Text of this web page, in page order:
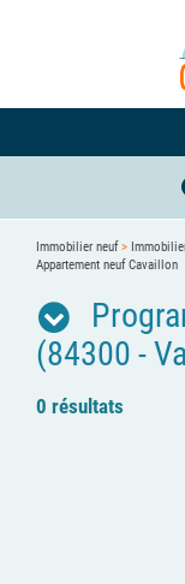
Immobilier neuf>
Appartement neuf Cavaillon
(84300 -
0 résultats